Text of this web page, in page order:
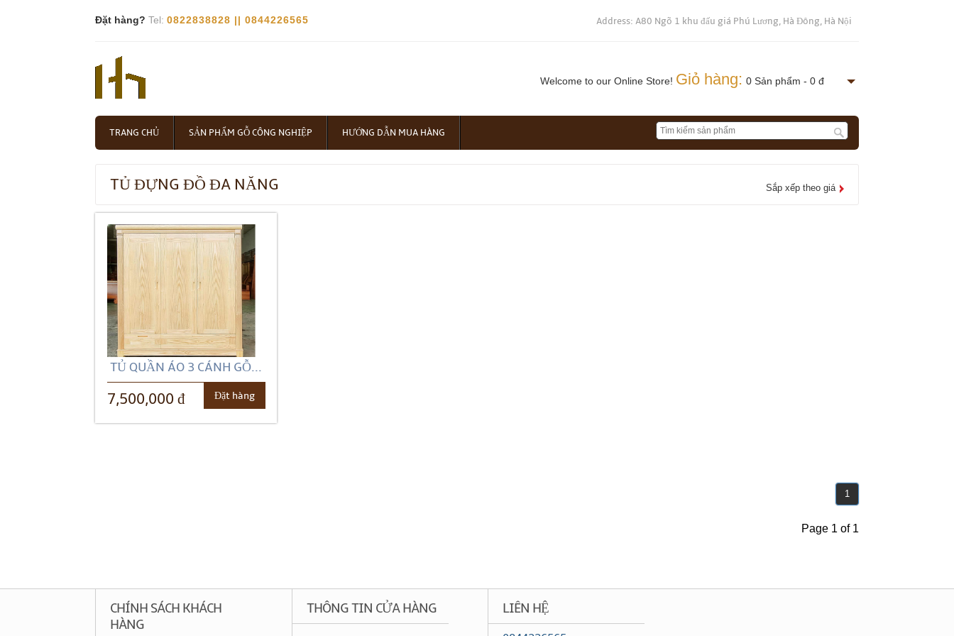
Đặt hàng? Tel:0822838828 || 0844226565 Address: A80 Ngõ 1 khu đấu giá Phú Lương, Hà Đông, Hà Nội
Welcome to our Online Store! Giỏ hàng: 0 Sản phẩm - 0 đ
TRANG CHỦ SẢN PHẨM GỖ CÔNG NGHIỆP HƯỚNG DẪN MUA HÀNG
TỦ ĐỰNG ĐỒ ĐA NĂNG Sắp xếp theo giá
TỦ QUẦN ÁO 3 CÁNH GỖ...
7,500,000 đ Đặt hàng
1
Page 1 of 1
CHÍNH SÁCH KHÁCH
HÀNG
THÔNG TIN CỬA HÀNG LIÊN HỆ